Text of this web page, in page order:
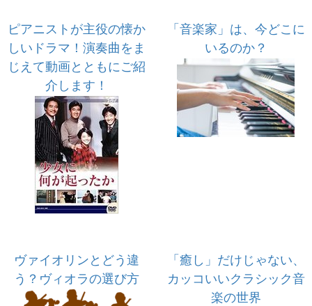
ピアニストが主役の懐か
しいドラマ！演奏曲をま
じえて動画とともにご紹
介します！
「音楽家」は、今どこに
いるのか？
ヴァイオリンとどう違
う？ヴィオラの選び方
「癒し」だけじゃない、
カッコいいクラシック音
楽の世界